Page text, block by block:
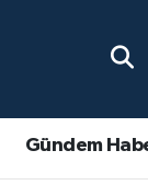
Gündem